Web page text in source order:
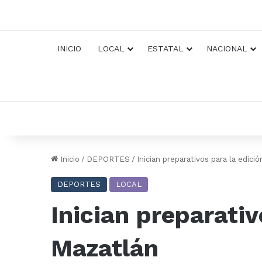
INICIO LOCAL ESTATAL NACIONAL
Inicio / DEPORTES / Inician preparativos para la
DEPORTES LOCAL
Inician
Mazatlán